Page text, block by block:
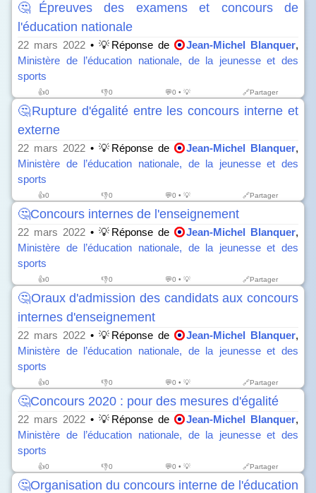
🤔Épreuves des examens et concours de
l'éducation nationale
22 mars 2022 • 💡Réponse de Jean-Michel Blanquer,
Ministère de l’éducation nationale, de la jeunesse et des
sports
👍0 👎0 💬0 • 💡 🔗Partager
🤔Rupture d'égalité entre les concours interne et
externe
22 mars 2022 • 💡Réponse de Jean-Michel Blanquer,
Ministère de l’éducation nationale, de la jeunesse et des
sports
👍0 👎0 💬0 • 💡 🔗Partager
🤔Concours internes de l'enseignement
22 mars 2022 • 💡Réponse de Jean-Michel Blanquer,
Ministère de l’éducation nationale, de la jeunesse et des
sports
👍0 👎0 💬0 • 💡 🔗Partager
🤔Oraux d'admission des candidats aux concours
internes d'enseignement
22 mars 2022 • 💡Réponse de Jean-Michel Blanquer,
Ministère de l’éducation nationale, de la jeunesse et des
sports
👍0 👎0 💬0 • 💡 🔗Partager
🤔Concours 2020 : pour des mesures d'égalité
22 mars 2022 • 💡Réponse de Jean-Michel Blanquer,
Ministère de l’éducation nationale, de la jeunesse et des
sports
👍0 👎0 💬0 • 💡 🔗Partager
🤔Organisation du concours interne de l'éducation